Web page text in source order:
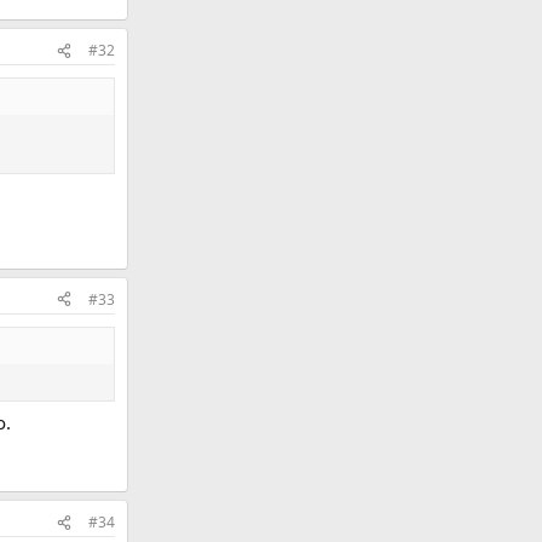
#32
#33
#34